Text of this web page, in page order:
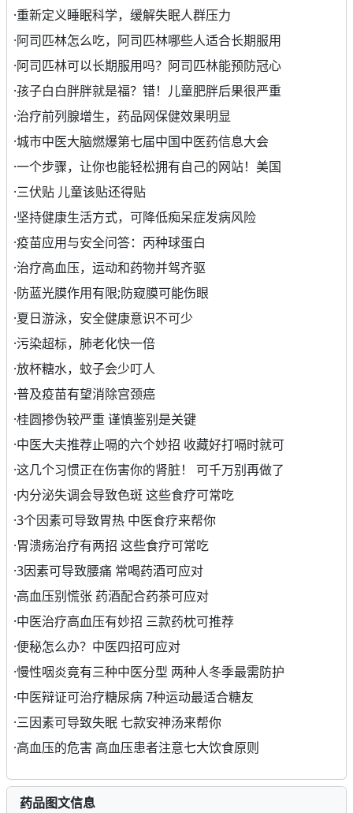
·重新定义睡眠科学，缓解失眠人群压力
·阿司匹林怎么吃，阿司匹林哪些人适合长期服用
·阿司匹林可以长期服用吗？阿司匹林能预防冠心
·孩子白白胖胖就是福？错！儿童肥胖后果很严重
·治疗前列腺增生，药品网保健效果明显
·城市中医大脑燃爆第七届中国中医药信息大会
·一个步骤，让你也能轻松拥有自己的网站！美国
·三伏贴 儿童该贴还得贴
·坚持健康生活方式，可降低痴呆症发病风险
·疫苗应用与安全问答：丙种球蛋白
·治疗高血压，运动和药物并驾齐驱
·防蓝光膜作用有限;防窥膜可能伤眼
·夏日游泳，安全健康意识不可少
·污染超标，肺老化快一倍
·放杯糖水，蚊子会少叮人
·普及疫苗有望消除宫颈癌
·桂圆掺伪较严重 谨慎鉴别是关键
·中医大夫推荐止嗝的六个妙招 收藏好打嗝时就可
·这几个习惯正在伤害你的肾脏！ 可千万别再做了
·内分泌失调会导致色斑 这些食疗可常吃
·3个因素可导致胃热 中医食疗来帮你
·胃溃疡治疗有两招 这些食疗可常吃
·3因素可导致腰痛 常喝药酒可应对
·高血压别慌张 药酒配合药茶可应对
·中医治疗高血压有妙招 三款药枕可推荐
·便秘怎么办？中医四招可应对
·慢性咽炎竟有三种中医分型 两种人冬季最需防护
·中医辩证可治疗糖尿病 7种运动最适合糖友
·三因素可导致失眠 七款安神汤来帮你
·高血压的危害 高血压患者注意七大饮食原则
药品图文信息